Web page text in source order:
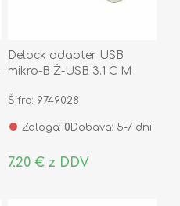
Delock adapter USB
mikro-B Ž-USB 3.1 C M
Šifra: 9749028
Zaloga: 0 Dobava: 5-7 dni
7,20 € z DDV